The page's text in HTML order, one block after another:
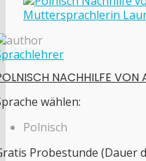
NACHHILFE VON
wählen:
Polnisch
Probestunde (Dauer